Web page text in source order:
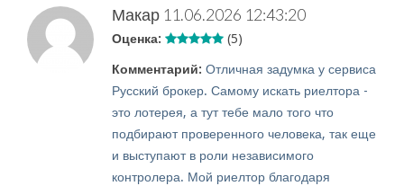
Макар 11.06.2026 12:43:20
Оценка: (5)
Комментарий: Отличная задумка у сервиса
Русский брокер. Самому искать риелтора -
это лотерея, а тут тебе мало того что
подбирают проверенного человека, так еще
и выступают в роли независимого
контролера. Мой риелтор благодаря